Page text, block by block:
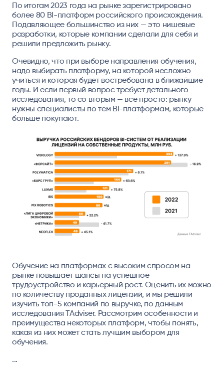
По итогам 2023 года на рынке зарегистрировано
более 80 BI-платформ российского происхождения.
Подавляющее большинство из них — это нишевые
разработки, которые компании сделали для себя и
решили предложить рынку.
Очевидно, что при выборе направления обучения,
надо выбирать платформу, на которой несложно
учиться и которая будет востребована в ближайшие
годы. И если первый вопрос требует детального
исследования, то со вторым — все просто: рынку
нужны специалисты по тем BI-платформам, которые
больше покупают.
Обучение на платформах с высоким спросом на
рынке повышает шансы на успешное
трудоустройство и карьерный рост. Оценить их можно
по количеству проданных лицензий, и мы решили
изучить топ-5 компаний по выручке, по данным
исследования TAdviser. Рассмотрим особенности и
преимущества некоторых платформ, чтобы понять,
какая из них может стать лучшим выбором для
обучения.
...